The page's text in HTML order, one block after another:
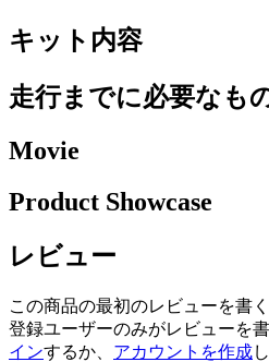
キット内容
走行までに必要なも
Movie
Product Showcase
レビュー
この商品の最初のレビューを書く
登録ユーザーのみがレビューを
インするか、 アカウントを作成